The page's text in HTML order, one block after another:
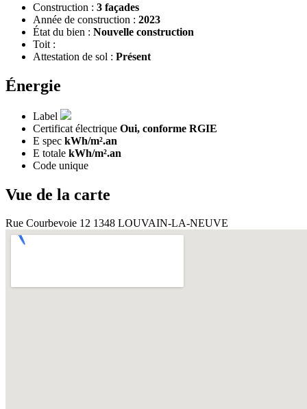
Construction : 3 façades
Année de construction : 2023
État du bien : Nouvelle construction
Toit :
Attestation de sol : Présent
Énergie
Label
Certificat électrique Oui, conforme RGIE
E spec kWh/m².an
E totale kWh/m².an
Code unique
Vue de la carte
Rue Courbevoie 12 1348 LOUVAIN-LA-NEUVE